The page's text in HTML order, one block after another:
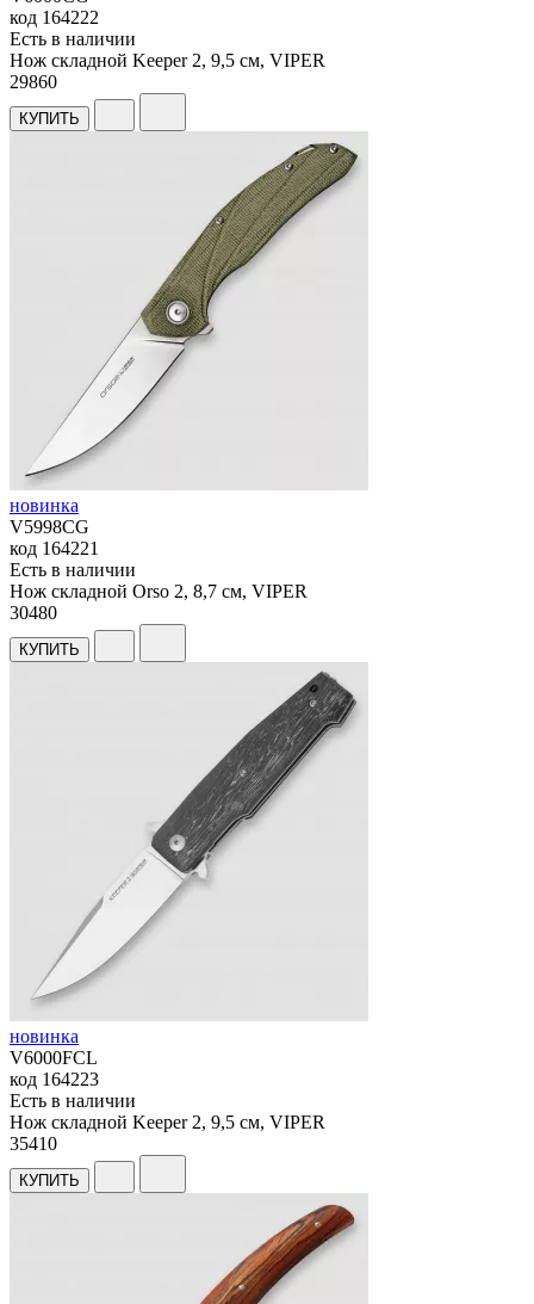
код 164222
Есть в наличии
Нож складной Keeper 2, 9,5 см, VIPER
29860
КУПИТЬ
новинка
V5998CG
код 164221
Есть в наличии
Нож складной Orso 2, 8,7 см, VIPER
30480
КУПИТЬ
новинка
V6000FCL
код 164223
Есть в наличии
Нож складной Keeper 2, 9,5 см, VIPER
35410
КУПИТЬ